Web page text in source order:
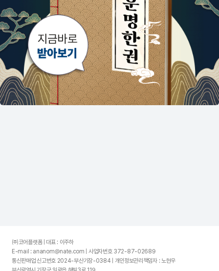
㈜코어플랫폼 | 대표 : 이주하
E-mail : ananom@nate.com | 사업자번호 372-87-02689
통신판매업 신고번호 2024-부산기장-0384 | 개인정보관리책임자 : 노현우